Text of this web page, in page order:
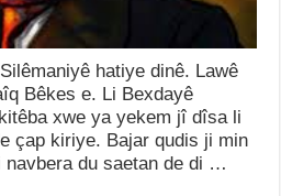
hatiye dinê. Lawê
Bêkes e. Li Bexdayê
xwe ya yekem jî dîsa li
çap kiriye. Bajar qudis ji min
navbera du saetan de di …